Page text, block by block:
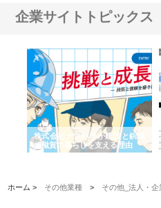
企業サイトトピックス
株式会社ナツハラが建設と鋲螺
で滋賀の暮らしを支える理由
ホーム > その他業種 > その他_法人・企